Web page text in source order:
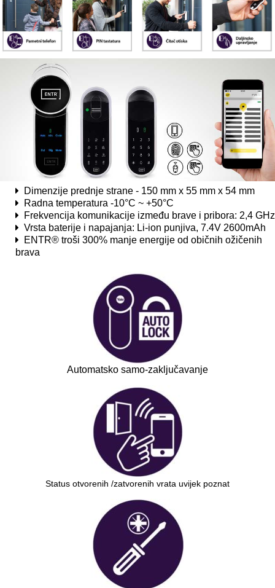
Dimenzije prednje strane - 150 mm x 55 mm x 54 mm
Radna temperatura -10°C ~ +50°C
Frekvencija komunikacije između brave i pribora: 2,4 GHz
Vrsta baterije i napajanja: Li-ion punjiva, 7.4V 2600mAh
ENTR® troši 300% manje energije od običnih ožičenih
brava
Automatsko samo-zaključavanje
Status otvorenih /zatvorenih vrata uvijek poznat